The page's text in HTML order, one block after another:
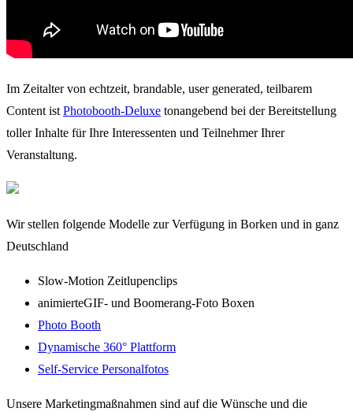
Im Zeitalter von echtzeit, brandable, user generated, teilbarem
Content ist Photobooth-Deluxe tonangebend bei der Bereitstellung
toller Inhalte für Ihre Interessenten und Teilnehmer Ihrer
Veranstaltung.
Wir stellen folgende Modelle zur Verfügung in Borken und in ganz
Deutschland
Slow-Motion Zeitlupenclips
animierteGIF- und Boomerang-Foto Boxen
Photo Booth
Dynamische 360° Plattform
Self-Service Personalfotos
Unsere Marketingmaßnahmen sind auf die Wünsche und die